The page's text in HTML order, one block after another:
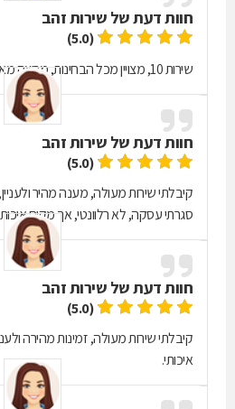
חוות דעת של שירות זהב
(5.0)
שירות 10, מצויין מכל הבחינות, מרוצה מאוד
חוות דעת של שירות זהב
(5.0)
קיבלתי שירות מעולה, מענה מהיר
סגרתי עסקה, לא רלוונטי, אך מקום
חוות דעת של שירות זהב
(5.0)
קיבלתי שירות מעולה, זמינות מהירה
איכותי.